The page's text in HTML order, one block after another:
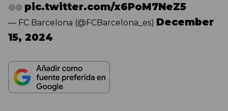
🔵🔴 pic.twitter.com/x6PoM7NeZ5
— FC Barcelona (@FCBarcelona_es) December
15, 2024